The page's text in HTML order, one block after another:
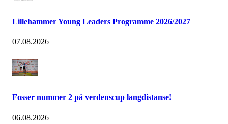
Lillehammer Young Leaders Programme 2026/2027
07.08.2026
Fosser nummer 2 på verdenscup langdistanse!
06.08.2026